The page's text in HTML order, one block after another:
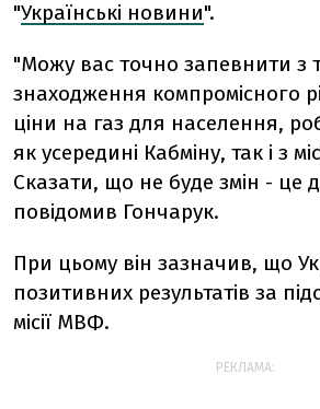
"Українські новини".
"Можу вас точно запевнити з
знаходження компромісного
ціни на газ для населення,
як усередині Кабміну, так і з
Сказати, що не буде змін - це
повідомив Гончарук.
При цьому він зазначив, що
позитивних результатів за
місії МВФ.
РЕКЛАМА: